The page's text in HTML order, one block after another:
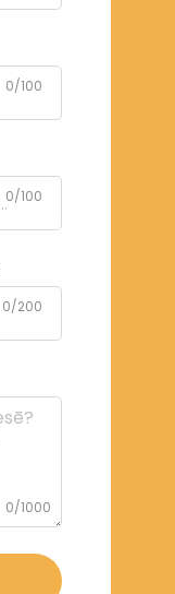
0/100
0/100
0/200
0/1000